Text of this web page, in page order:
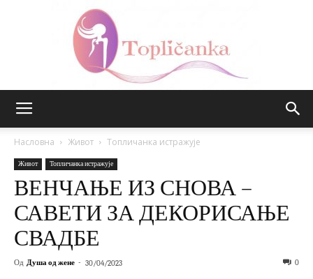
Насловна Живот Топличанка истражује
Живот Топличанка истражује
ВЕНЧАЊЕ ИЗ СНОВА –
САВЕТИ ЗА ДЕКОРИСАЊЕ
СВАДБЕ
Од Душа од жене - 30/04/2023 0